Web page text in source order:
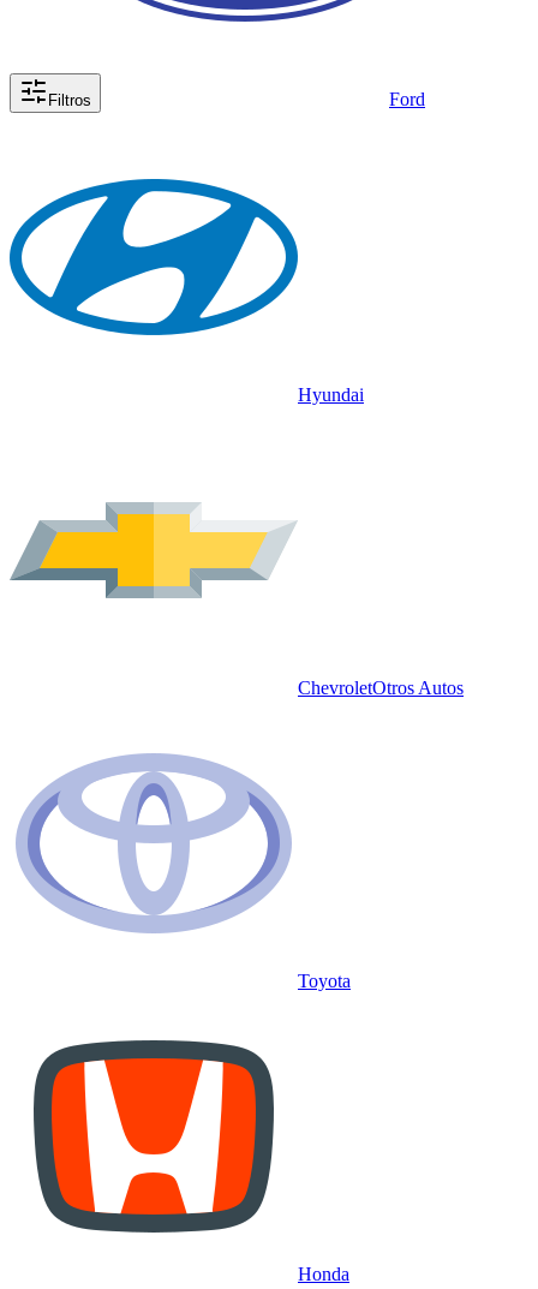
Filtros Ford
Hyundai
ChevroletOtros Autos
Toyota
Honda